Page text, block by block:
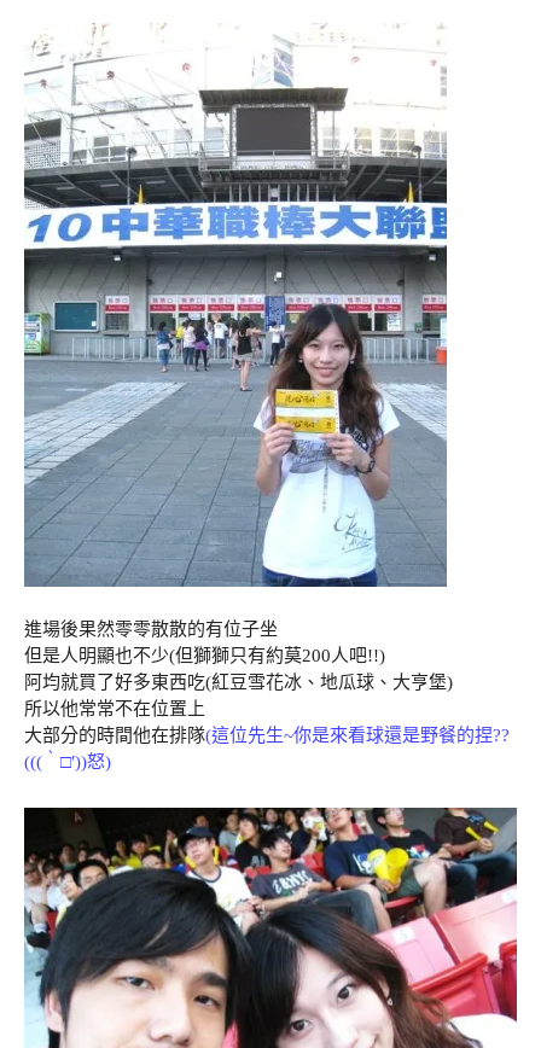
進場後果然零零散散的有位子坐
但是人明顯也不少(但獅獅只有約莫200人吧!!)
阿均就買了好多東西吃(紅豆雪花冰、地瓜球、大亨堡)
所以他常常不在位置上
大部分的時間他在排隊(這位先生~你是來看球還是野餐的捏??
(((‵□′))怒)